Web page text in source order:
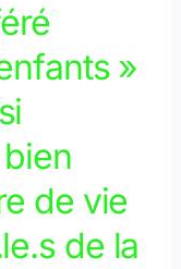
»
de vie
de la